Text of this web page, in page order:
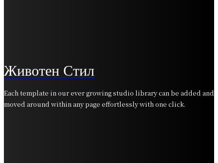
Животен Стил
Each template in our ever growing studio library can be added and
moved around within any page effortlessly with one click.